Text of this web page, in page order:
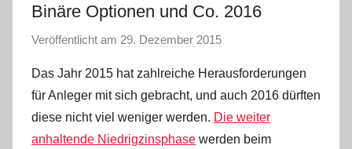
Binäre Optionen und Co. 2016
Veröffentlicht am 29. Dezember 2015
n
a
d
m
Das Jahr 2015 hat zahlreiche Herausforderungen
für Anleger mit sich gebracht, und auch 2016 dürften
diese nicht viel weniger werden. Die weiter
anhaltende Niedrigzinsphase werden beim